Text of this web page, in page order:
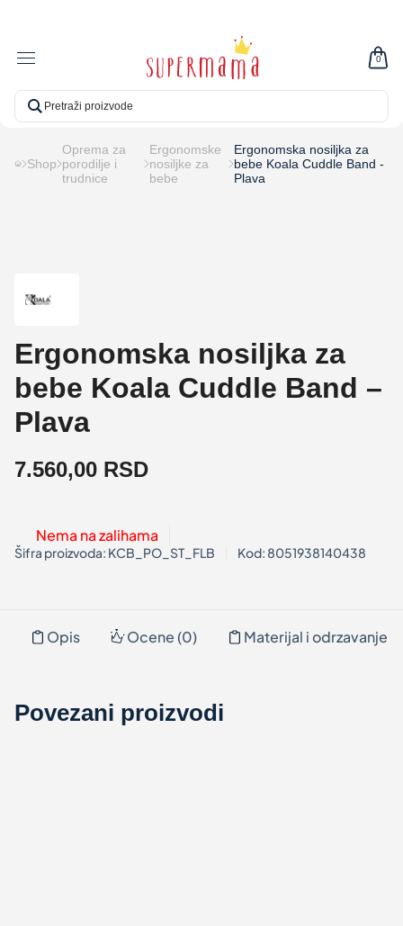
0
Shop
Oprema za
porodilje i
trudnice
Ergonomske
nosiljke za
bebe
Ergonomska nosiljka za
bebe Koala Cuddle Band -
Plava
Ergonomska nosiljka za
bebe Koala Cuddle Band –
Plava
7.560,00 RSD
Nema na zalihama
Šifra proizvoda: KCB_PO_ST_FLB Kod: 8051938140438
Opis Ocene (0) Materijal i odrzavanje
Povezani proizvodi